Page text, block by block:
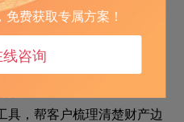
财富因为婚变而减损。很
的事，但其实很多高净值
混同，一旦离婚，就会导
擅长用家族信托、大额保
具，帮客户梳理清楚财产边
费获取专属方案！
咨询